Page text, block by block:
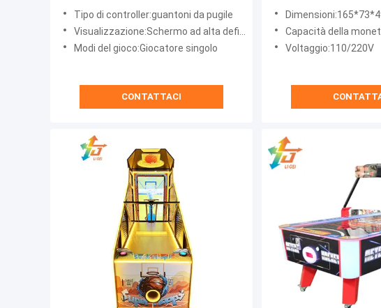
elettronica
Tipo di controller:guantoni da pugile
Visualizzazione:Schermo ad alta definizione
Modi del gioco:Giocatore singolo
CONTATTACI
arcade
Capacità della
Voltaggio:110/220V